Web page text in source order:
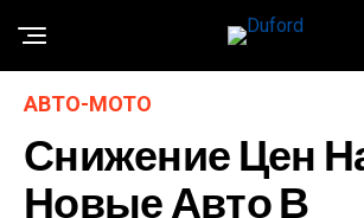
АВТО-МОТО
Снижение Цен
Новые Авто В